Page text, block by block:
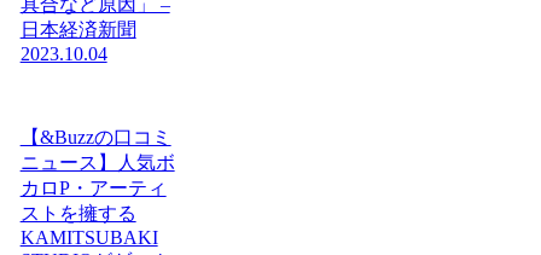
日本経済新聞
2023.10.04
【&Buzzの口コミ
ニュース】人気ボ
カロP・アーティ
ストを擁する
KAMITSUBAKI